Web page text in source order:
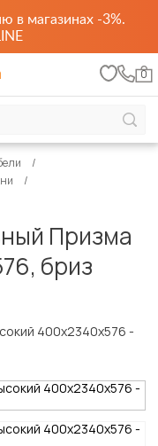
в магазинах -3%.
0
Призма
бриз